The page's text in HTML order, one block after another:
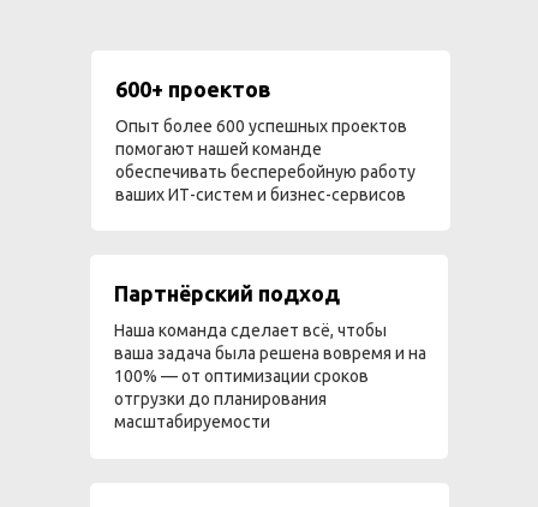
600+ проектов
Опыт более 600 успешных проектов
помогают нашей команде
обеспечивать бесперебойную работу
ваших ИТ-систем и бизнес-сервисов
Партнёрский подход
Наша команда сделает всё, чтобы
ваша задача была решена вовремя и на
100% — от оптимизации сроков
отгрузки до планирования
масштабируемости